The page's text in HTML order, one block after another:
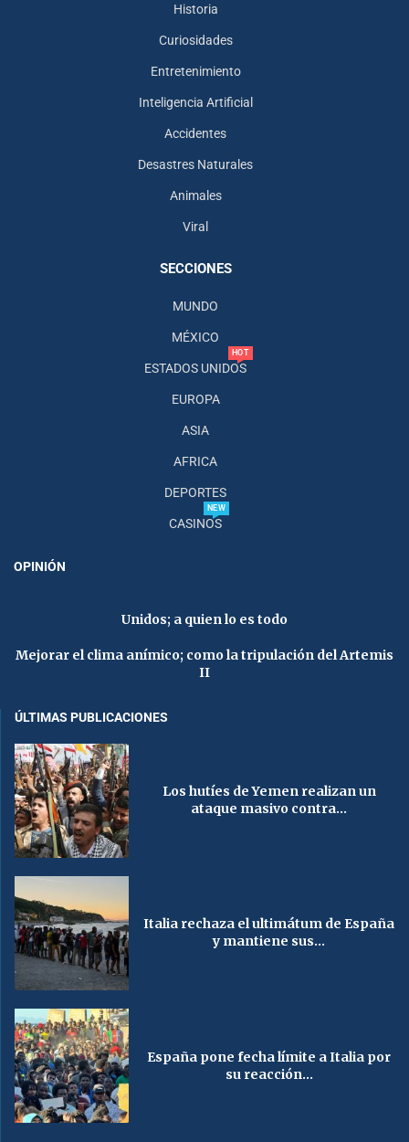
Historia
Curiosidades
Entretenimiento
Inteligencia Artificial
Accidentes
Desastres Naturales
Animales
Viral
SECCIONES
MUNDO
MÉXICO
ESTADOS UNIDOS
HOT
EUROPA
ASIA
AFRICA
DEPORTES
CASINOS
NEW
OPINIÓN
Unidos; a quien lo es todo
Mejorar el clima anímico; como la tripulación del Artemis
II
ÚLTIMAS PUBLICACIONES
Los hutíes de Yemen realizan un
ataque masivo contra...
Italia rechaza el ultimátum de España
y mantiene sus...
España pone fecha límite a Italia por
su reacción...